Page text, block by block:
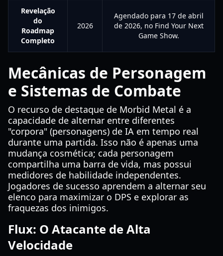
Revelação
do
Roadmap
Completo
2026
Agendado para 17 de abril
de 2026, no Find Your Next
Game Show.
Mecânicas de Personagem
e Sistemas de Combate
O recurso de destaque de Morbid Metal é a
capacidade de alternar entre diferentes
"corpora" (personagens) de IA em tempo real
durante uma partida. Isso não é apenas uma
mudança cosmética; cada personagem
compartilha uma barra de vida, mas possui
medidores de habilidade independentes.
Jogadores de sucesso aprendem a alternar seu
elenco para maximizar o DPS e explorar as
fraquezas dos inimigos.
Flux: O Atacante de Alta
Velocidade